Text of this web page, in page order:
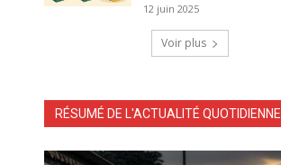
12 juin 2025
Voir plus
RÉSUMÉ DE L'ACTUALITÉ QUOTIDIENNE